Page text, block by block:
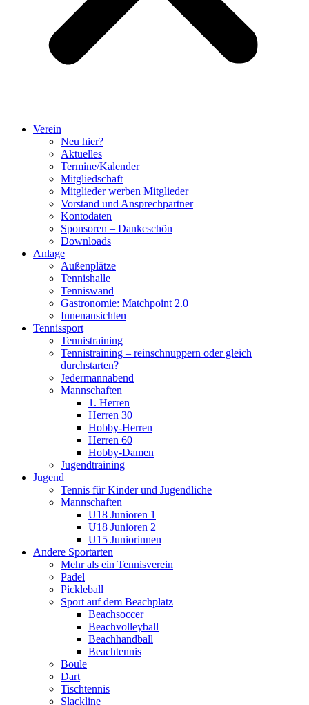
Verein
Neu hier?
Aktuelles
Termine/Kalender
Mitgliedschaft
Mitglieder werben Mitglieder
Vorstand und Ansprechpartner
Kontodaten
Sponsoren – Dankeschön
Downloads
Anlage
Außenplätze
Tennishalle
Tenniswand
Gastronomie: Matchpoint 2.0
Innenansichten
Tennissport
Tennistraining
Tennistraining – reinschnuppern oder gleich
durchstarten?
Jedermannabend
Mannschaften
1. Herren
Herren 30
Hobby-Herren
Herren 60
Hobby-Damen
Jugendtraining
Jugend
Tennis für Kinder und Jugendliche
Mannschaften
U18 Junioren 1
U18 Junioren 2
U15 Juniorinnen
Andere Sportarten
Mehr als ein Tennisverein
Padel
Pickleball
Sport auf dem Beachplatz
Beachsoccer
Beachvolleyball
Beachhandball
Beachtennis
Boule
Dart
Tischtennis
Slackline